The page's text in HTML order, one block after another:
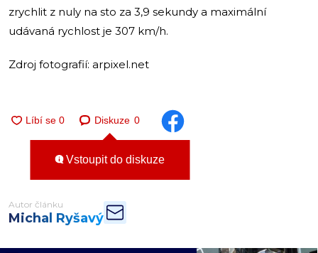
zrychlit z nuly na sto za 3,9 sekundy a maximální
udávaná rychlost je 307 km/h.
Zdroj fotografií: arpixel.net
Diskuze 0
Vstoupit do diskuze
Autor článku
Michal Ryšavý